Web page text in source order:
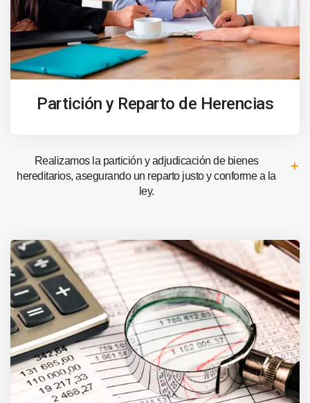
Partición y Reparto de Herencias
Realizamos la partición y adjudicación de bienes
hereditarios, asegurando un reparto justo y conforme a la
ley.